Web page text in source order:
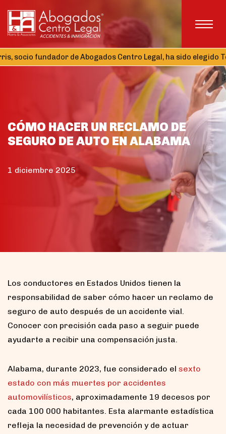
fundador de Abogados Centro Legal, ha sido elegido
CÓMO HACER UN RECLAMO DE
SEGURO DE AUTO EN ALABAMA
1 diciembre 2025
Los conductores en Estados Unidos tienen la
responsabilidad de saber cómo hacer un reclamo de
seguro de auto después de un accidente vial.
Conocer con precisión cada paso a seguir puede
ayudarte a recibir una compensación justa.
Alabama, durante 2023, fue considerado el sexto
estado con más muertes por accidentes
automovilísticos, aproximadamente 19 decesos por
cada 100 000 habitantes. Esta alarmante estadística
refleja la necesidad de prevención y de actuar